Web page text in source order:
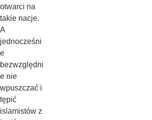
otwarci na
takie nacje.
A
jednocześni
e
bezwzględni
e nie
wpuszczać i
tępić
islamistów z